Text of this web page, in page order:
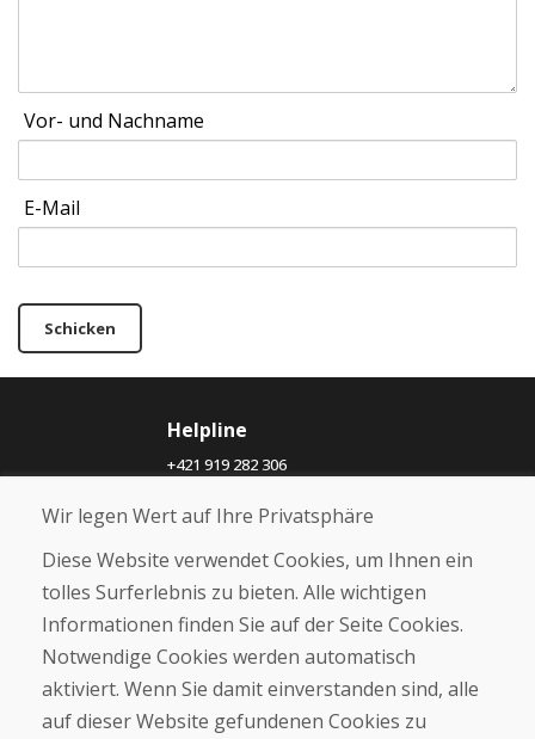
Vor- und Nachname
E-Mail
Schicken
Helpline
+421 919 282 306
Über uns
Blog
Geschäft
Kontakt
Kaufen
Wir legen Wert auf Ihre Privatsphäre
Diese Website verwendet Cookies, um Ihnen ein
tolles Surferlebnis zu bieten. Alle wichtigen
Informationen finden Sie auf der Seite Cookies.
Notwendige Cookies werden automatisch
aktiviert. Wenn Sie damit einverstanden sind, alle
auf dieser Website gefundenen Cookies zu